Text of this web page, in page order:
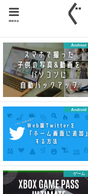
menu
Android
Android
ゲーム